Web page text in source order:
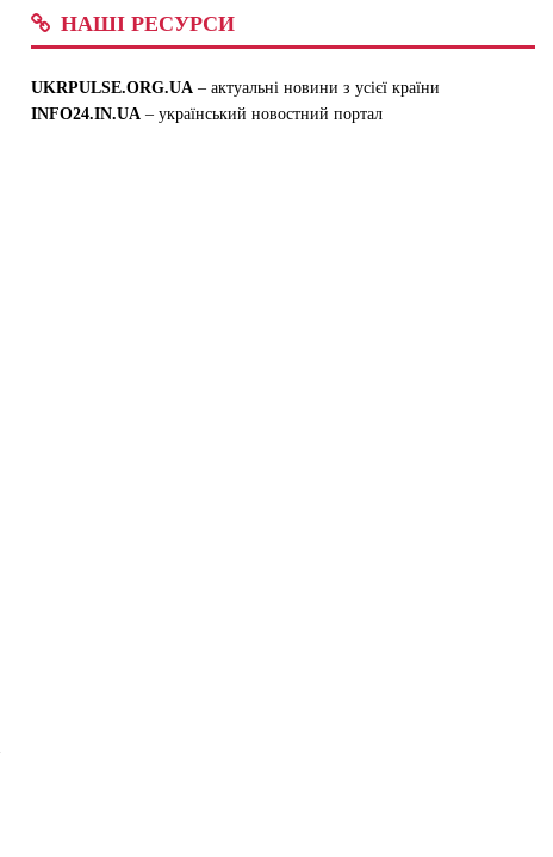
НАШІ РЕСУРСИ
UKRPULSE.ORG.UA – актуальні новини з усієї країни
INFO24.IN.UA – український новостний портал